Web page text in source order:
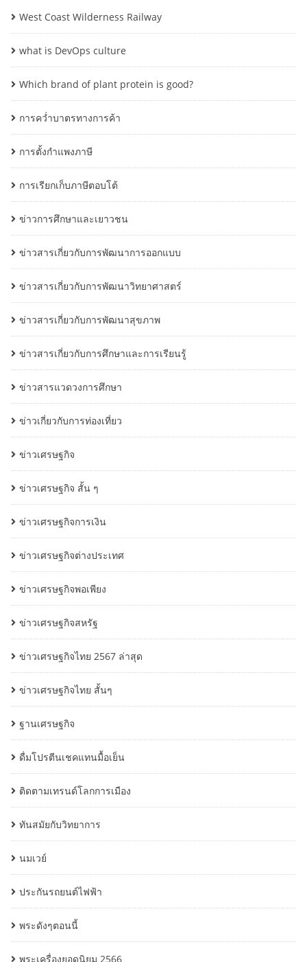
West Coast Wilderness Railway
what is DevOps culture
Which brand of plant protein is good?
การคว่ำบาตรทางการค้า
การตั้งกำแพงภาษี
การเรียกเก็บภาษีตอบโต้
ข่าวการศึกษาและเยาวชน
ข่าวสารเกี่ยวกับการพัฒนาการออกแบบ
ข่าวสารเกี่ยวกับการพัฒนาวิทยาศาสตร์
ข่าวสารเกี่ยวกับการพัฒนาสุขภาพ
ข่าวสารเกี่ยวกับการศึกษาและการเรียนรู้
ข่าวสารแวดวงการศึกษา
ข่าวเกี่ยวกับการท่องเที่ยว
ข่าวเศรษฐกิจ
ข่าวเศรษฐกิจ สั้น ๆ
ข่าวเศรษฐกิจการเงิน
ข่าวเศรษฐกิจต่างประเทศ
ข่าวเศรษฐกิจพอเพียง
ข่าวเศรษฐกิจสหรัฐ
ข่าวเศรษฐกิจไทย 2567 ล่าสุด
ข่าวเศรษฐกิจไทย สั้นๆ
ฐานเศรษฐกิจ
ดื่มโปรตีนเชคแทนมื้อเย็น
ติดตามเทรนด์โลกการเมือง
ทันสมัยกับวิทยาการ
นมเวย์
ประกันรถยนต์ไฟฟ้า
พระดังๆตอนนี้
พระเครื่องยอดนิยม 2566